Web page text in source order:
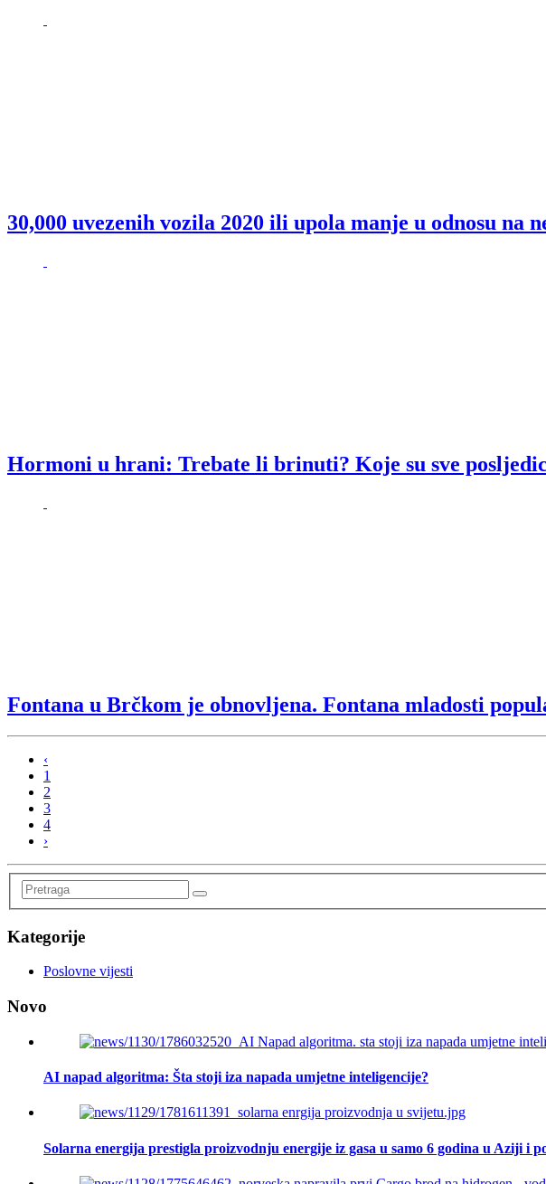
30,000 uvezenih vozila 2020 ili upola manje u odnosu na
Hormoni u hrani: Trebate li brinuti? Koje su sve
Fontana u Brčkom je obnovljena. Fontana mladosti
‹
1
2
3
4
›
Kategorije
Poslovne vijesti
Novo
AI napad algoritma: Šta stoji iza napada umjetne inteligencije?
Solarna energija prestigla proizvodnju energije iz gasa u samo 6 godina u Aziji i